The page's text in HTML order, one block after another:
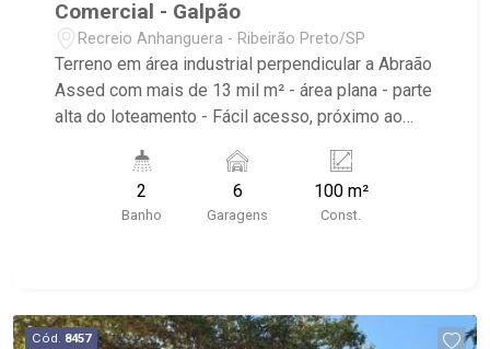
Comercial - Galpão
Recreio Anhanguera - Ribeirão Preto/SP
Terreno em área industrial perpendicular a Abraão
Assed com mais de 13 mil m² - área plana - parte
alta do loteamento - Fácil acesso, próximo ao
com acesso para as rodovias SP-330 e SP-333.
Área do Terreno: 13.57600 m²
2
Banho
6
Garagens
100 m²
Const.
Cód. 8457